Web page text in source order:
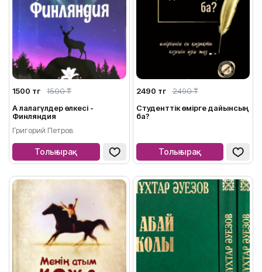
1500 тг
1500 ₸
Ақ лалагүлдер өлкесі -
Финляндия
Григорий Петров
Толығырақ
2490 тг
2490 ₸
Студенттік өмірге дайынсың
ба?
Толығырақ